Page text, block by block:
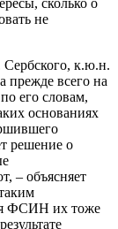
не
к.ю.н.
всего на
его словам,
основаниях
решение о
– объясняет
ФСИН их тоже